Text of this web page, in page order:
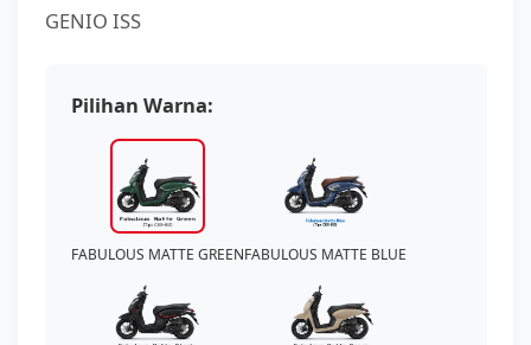
GENIO ISS
Pilihan Warna:
FABULOUS MATTE GREENFABULOUS MATTE BLUE